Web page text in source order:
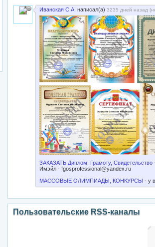
Иванская С.А. написал(а) 3235 дней назад (
ЗАКАЗАТЬ Диплом, Грамоту, Свидетельство
Имэйл - fgosprofessional@yandex.ru
МАССОВЫЕ ОЛИМПИАДЫ, КОНКУРСЫ - у
Пользовательские RSS-каналы